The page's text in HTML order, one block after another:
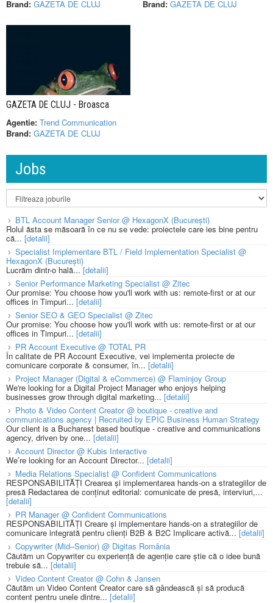
Brand: GAZETA DE CLUJ Brand: GAZETA DE CLUJ
GAZETA DE CLUJ - Broasca
Agentie: Trend Communication
Brand: GAZETA DE CLUJ
Jobs
BTL Account Manager Senior @ HexagonX (București)
Rolul ăsta se măsoară în ce nu se vede: proiectele care ies bine pentru
că... [detalii]
Specialist Implementare BTL / Field Implementation Specialist @
HexagonX (București)
Lucrăm dintr-o hală...[detalii]
Senior Performance Marketing Specialist @ Zitec
Our promise: You choose how you'll work with us: remote-first or at our
offices in Timpuri... [detalii]
Senior SEO & GEO Specialist @ Zitec
Our promise: You choose how you'll work with us: remote-first or at our
offices in Timpuri... [detalii]
PR Account Executive @ TOTAL PR
În calitate de PR Account Executive, vei implementa proiecte de
comunicare corporate & consumer, în... [detalii]
Project Manager (Digital & eCommerce) @ Flaminjoy Group
We're looking for a Digital Project Manager who enjoys helping
businesses grow through digital marketing... [detalii]
Photo & Video Content Creator @ boutique - creative and
communications agency | Recruited by EPIC Business Human Strategy
Our client is a Bucharest based boutique - creative and communications
agency, driven by one... [detalii]
Account Director @ Kubis Interactive
We’re looking for an Account Director... [detalii]
Media Relations Specialist @ Confident Communications
RESPONSABILITĂȚI Crearea și implementarea hands-on a strategiilor de
presă Redactarea de conținut editorial: comunicate de presă, interviuri,...
[detalii]
PR Manager @ Confident Communications
RESPONSABILITĂȚI Creare și implementare hands-on a strategiilor de
comunicare integrată pentru clienți B2B & B2C Implicare activă... [detalii]
Copywriter (Mid–Senior) @ Digitas România
Căutăm un Copywriter cu experiență de agenție care știe că o idee bună
trebuie să... [detalii]
Video Content Creator @ Cohn & Jansen
Căutăm un Video Content Creator care să gândească și să producă
content pentru unele dintre... [detalii]